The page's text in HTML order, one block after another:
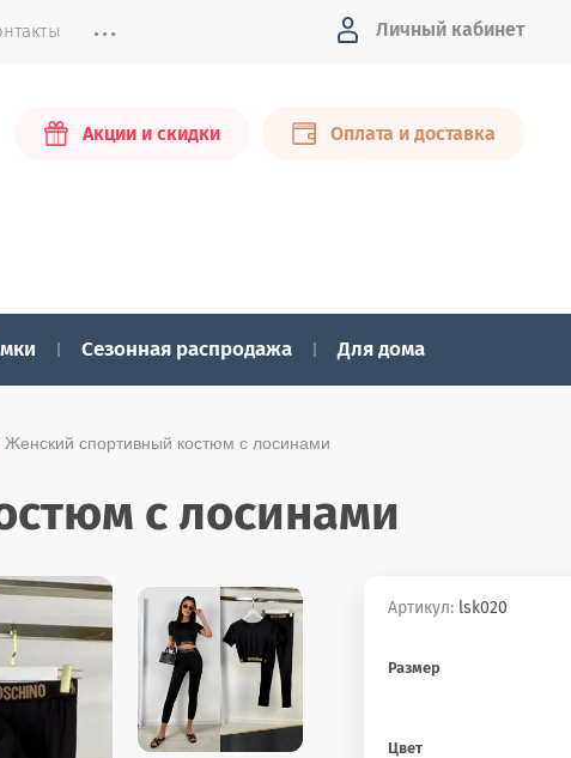
... Личный кабинет
Акции и скидки Оплата и доставка
Сезонная распродажа Для дома
Женский спортивный костюм с лосинами
с лосинами
Артикул: lsk020
Размер
Цвет